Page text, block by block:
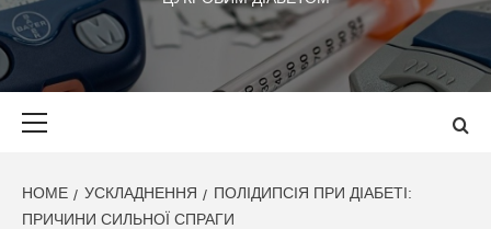
HOME УСКЛАДНЕННЯ
ПОЛІДИПСІЯ ПРИ ДІАБЕТІ:
ПРИЧИНИ СИЛЬНОЇ СПРАГИ